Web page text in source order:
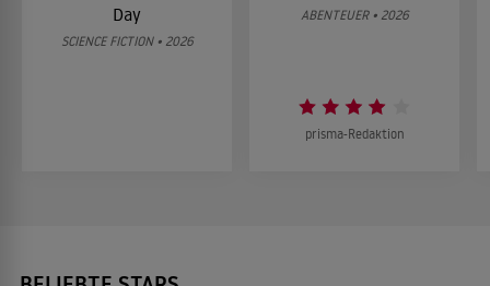
Day
SCIENCE FICTION • 2026
ABENTEUER • 2026
prisma-Redaktion